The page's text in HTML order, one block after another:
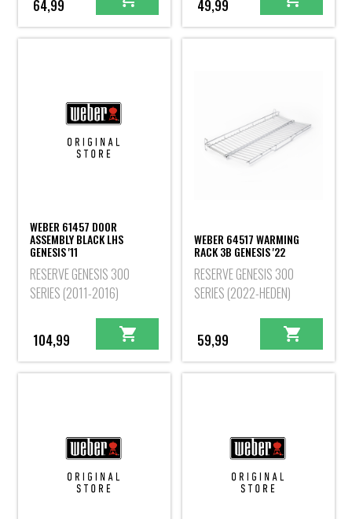
64,99 49,99
WEBER 61457 DOOR
ASSEMBLY BLACK LHS
GENESIS '11
RESERVE GENESIS 300
SERIES (2011-2016)
104,99
WEBER 64517 WARMING
RACK 3B GENESIS '22
RESERVE GENESIS 300
SERIES (2022-HEDEN)
59,99